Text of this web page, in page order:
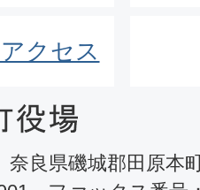
クセス
良県磯城郡田原本